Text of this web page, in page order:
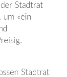
Stadtrat
um «ein
Stadtrat